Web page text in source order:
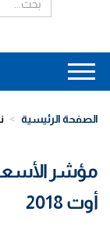
Main
الصفحة الرئيسية
مؤشر
أوت 2018